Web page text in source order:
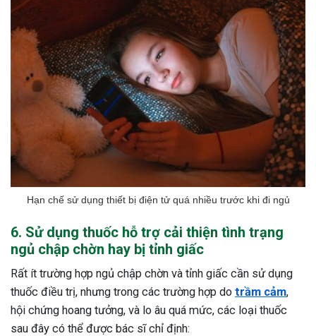
Hạn chế sử dụng thiết bị điện tử quá nhiều trước khi đi ngủ
6. Sử dụng thuốc hỗ trợ cải thiện tình trạng
ngủ chập chờn hay bị tỉnh giấc
Rất ít trường hợp ngủ chập chờn và tỉnh giấc cần sử dụng
thuốc điều trị, nhưng trong các trường hợp do trầm cảm,
hội chứng hoang tưởng, và lo âu quá mức, các loại thuốc
sau đây có thể được bác sĩ chỉ định: